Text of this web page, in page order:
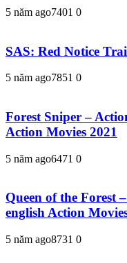
5 năm ago7401 0
SAS: Red Notice
5 năm ago7851 0
Forest Sniper –
Action Movies 2021
5 năm ago6471 0
Queen of the Forest
english Action
5 năm ago8731 0